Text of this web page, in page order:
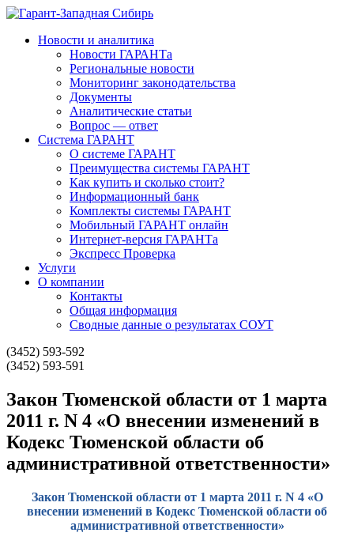
Новости и аналитика
Новости ГАРАНТа
Региональные новости
Мониторинг законодательства
Документы
Аналитические статьи
Вопрос — ответ
Система ГАРАНТ
О системе ГАРАНТ
Преимущества системы ГАРАНТ
Как купить и сколько стоит?
Информационный банк
Комплекты системы ГАРАНТ
Мобильный ГАРАНТ онлайн
Интернет-версия ГАРАНТа
Экспресс Проверка
Услуги
О компании
Контакты
Общая информация
Сводные данные о результатах СОУТ
(3452) 593-592
(3452) 593-591
Закон Тюменской области от 1 марта
2011 г. N 4 «О внесении изменений в
Кодекс Тюменской области об
административной ответственности»
Закон Тюменской области от 1 марта 2011 г. N 4 «О
внесении изменений в Кодекс Тюменской области об
административной ответственности»